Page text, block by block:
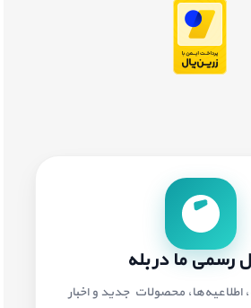
رسمی ما در بله
محصولات جدید و اخبار